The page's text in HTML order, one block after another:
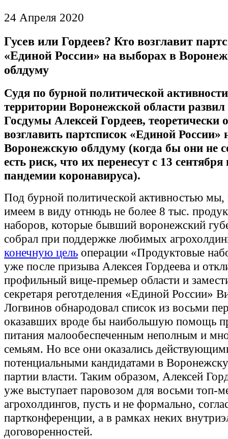
24 Апреля 2020
Гусев или Гордеев? Кто возглавит
«Единой России» на выборах в
облдуму
Судя по бурной политической
территории Воронежской области развил
Госдумы Алексей Гордеев, теоретически
возглавить партсписок «Единой России»
Воронежскую облдуму (когда бы они не
есть риск, что их перенесут с 13 сентября
пандемии коронавируса).
Под бурной политической активностью мы,
имеем в виду отнюдь не более 8 тыс.
наборов, которые бывший воронежский
собрал при поддержке любимых
конечную цель операции «Продуктовые
уже после призыва Алексея Гордеева и
профильный вице-премьер области и
секретаря реготделения «Единой России»
Логвинов обнародовал список из восьми
оказавших вроде бы наибольшую помощь
питания малообеспеченным неполным и
семьям. Но все они оказались
потенциальными кандидатами в
партии власти. Таким образом, Алексей
уже выступает паровозом для восьми топ-
агрохолдингов, пусть и не формально,
партконференции, а в рамках неких
договоренностей.